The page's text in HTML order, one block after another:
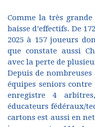
Comme la très grande
baisse d’effectifs. De
2025 à 157 joueurs
que constate aussi
avec la perte de
Depuis de
équipes seniors
enregistre 4
éducateurs fédéraux/
cartons est aussi en